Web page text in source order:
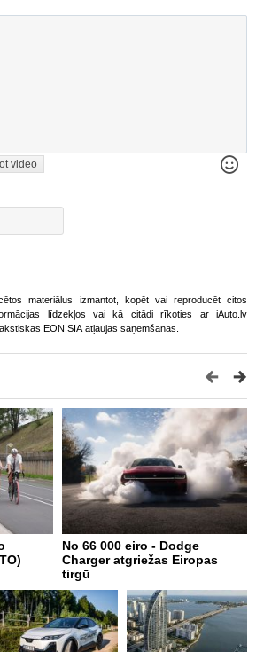
video
materiālus izmantot, kopēt vai reproducēt citos
līdzekļos vai kā citādi rīkoties ar iAuto.lv
EON SIA atļaujas saņemšanas.
No 66 000 eiro - Dodge
Charger atgriežas Eiropas
tirgū